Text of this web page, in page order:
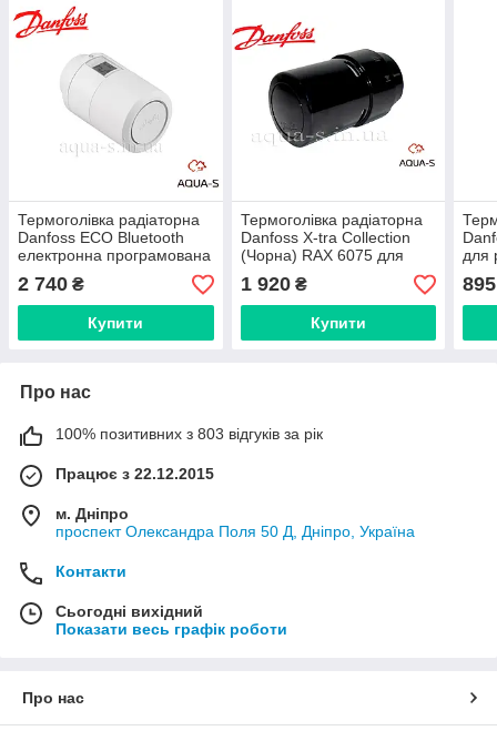
Термоголівка радіаторна
Danfoss ECO Bluetooth
електронна програмована
(Данія) 014G1001
2 740 ₴
Купити
Термоголівка радіаторна
Danfoss X-tra Collection
(Чорна) RAX 6075 для
радіаторів 013G6075
1 920₴
Купити
для
895
Про нас
100% позитивних з 803 відгуків за рік
Працює з 22.12.2015
м. Дніпро
проспект Олександра Поля 50 Д, Дніпро, Україна
Контакти
Сьогодні вихідний
Показати весь графік роботи
Про нас